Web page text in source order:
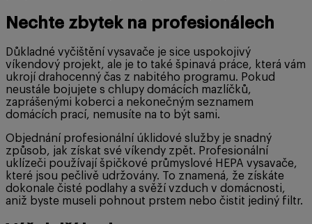
Nechte zbytek na profesionálech
Důkladné vyčištění vysavače je sice uspokojivý
víkendový projekt, ale je to také špinavá práce, která vám
ukrojí drahocenný čas z nabitého programu. Pokud
neustále bojujete s chlupy domácích mazlíčků,
zaprášenými koberci a nekonečným seznamem
domácích prací, nemusíte na to být sami.
Objednání profesionální úklidové služby je snadný
způsob, jak získat své víkendy zpět. Profesionální
uklízeči používají špičkové průmyslové HEPA vysavače,
které jsou pečlivě udržovány. To znamená, že získáte
dokonale čisté podlahy a svěží vzduch v domácnosti,
aniž byste museli pohnout prstem nebo čistit jediný filtr.